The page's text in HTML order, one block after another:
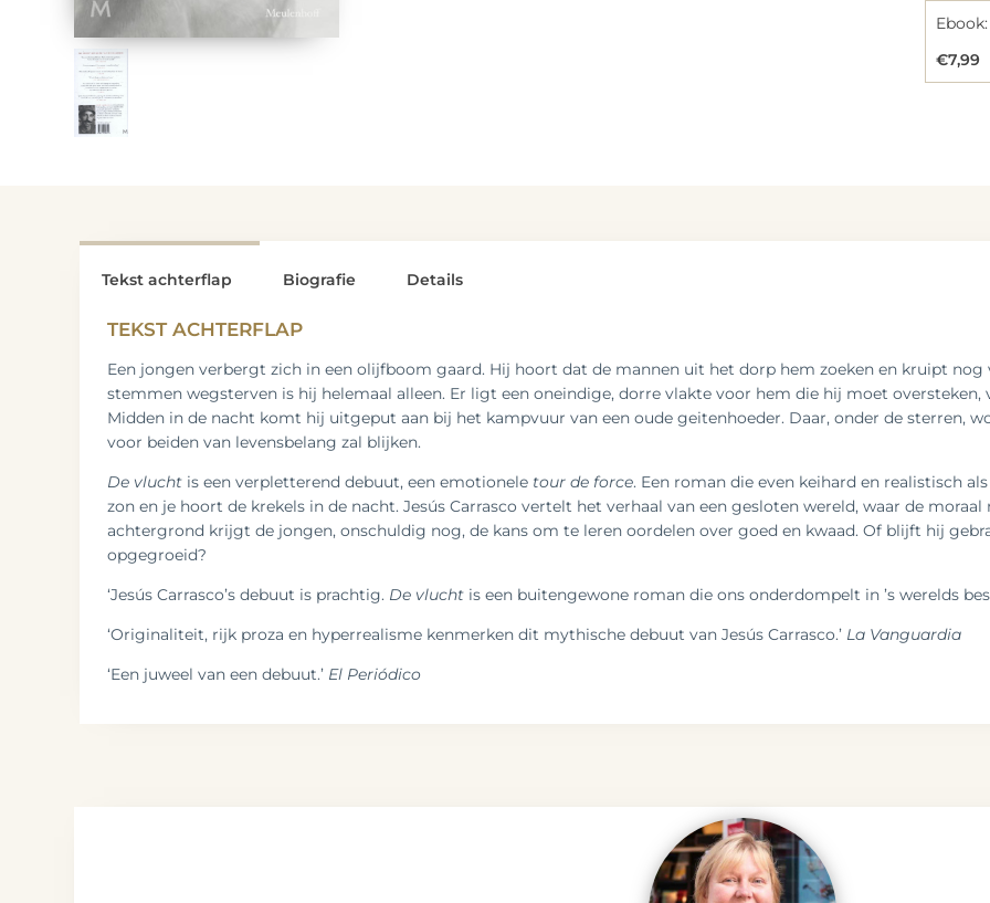
€7,99
Tekst achterflap
TEKST ACHTERFLAP
Een jongen verbergt zich in een olijfboom gaard. Hij hoort dat de mannen uit het dorp hem zoeken en kruipt nog
stemmen wegsterven is hij helemaal alleen. Er ligt een oneindige, dorre vlakte voor hem die hij moet
Midden in de nacht komt hij uitgeput aan bij het kampvuur van een oude geitenhoeder. Daar, onder de sterren,
voor beiden van levensbelang zal blijken.
De vlucht is een verpletterend debuut, een emotionele tour de force. Een roman die even keihard en realistisch
zon en je hoort de krekels in de nacht. Jesús Carrasco vertelt het verhaal van een gesloten wereld, waar de
achtergrond krijgt de jongen, onschuldig nog, de kans om te leren oordelen over goed en kwaad. Of blijft hij
opgegroeid?
‘Jesús Carrasco’s debuut is prachtig. De vlucht is een buitengewone roman die ons onderdompelt in ’s werelds
‘Originaliteit, rijk proza en hyperrealisme kenmerken dit mythische debuut van Jesús Carrasco.’ La Vanguardia
‘Een juweel van een debuut.’ El Periódico
Biografie Details